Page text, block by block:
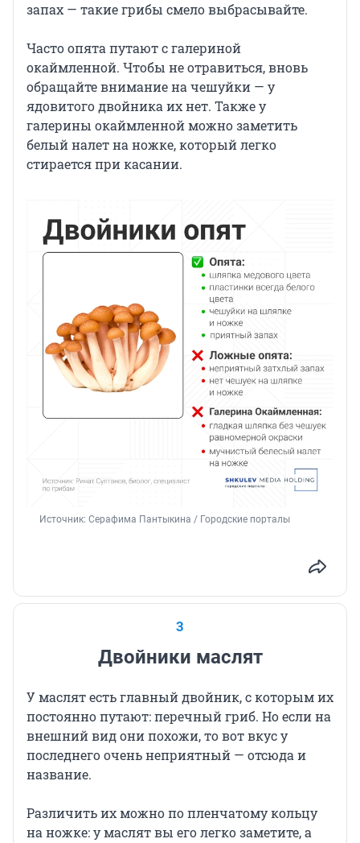
запах — такие грибы смело выбрасывайте.
Часто опята путают с галериной
окаймленной. Чтобы не отравиться, вновь
обращайте внимание на чешуйки — у
ядовитого двойника их нет. Также у
галерины окаймленной можно заметить
белый налет на ножке, который легко
стирается при касании.
Источник: Серафима Пантыкина / Городские порталы
3
Двойники маслят
У маслят есть главный двойник, с которым их
постоянно путают: перечный гриб. Но если на
внешний вид они похожи, то вот вкус у
последнего очень неприятный — отсюда и
название.
Различить их можно по пленчатому кольцу
на ножке: у маслят вы его легко заметите, а